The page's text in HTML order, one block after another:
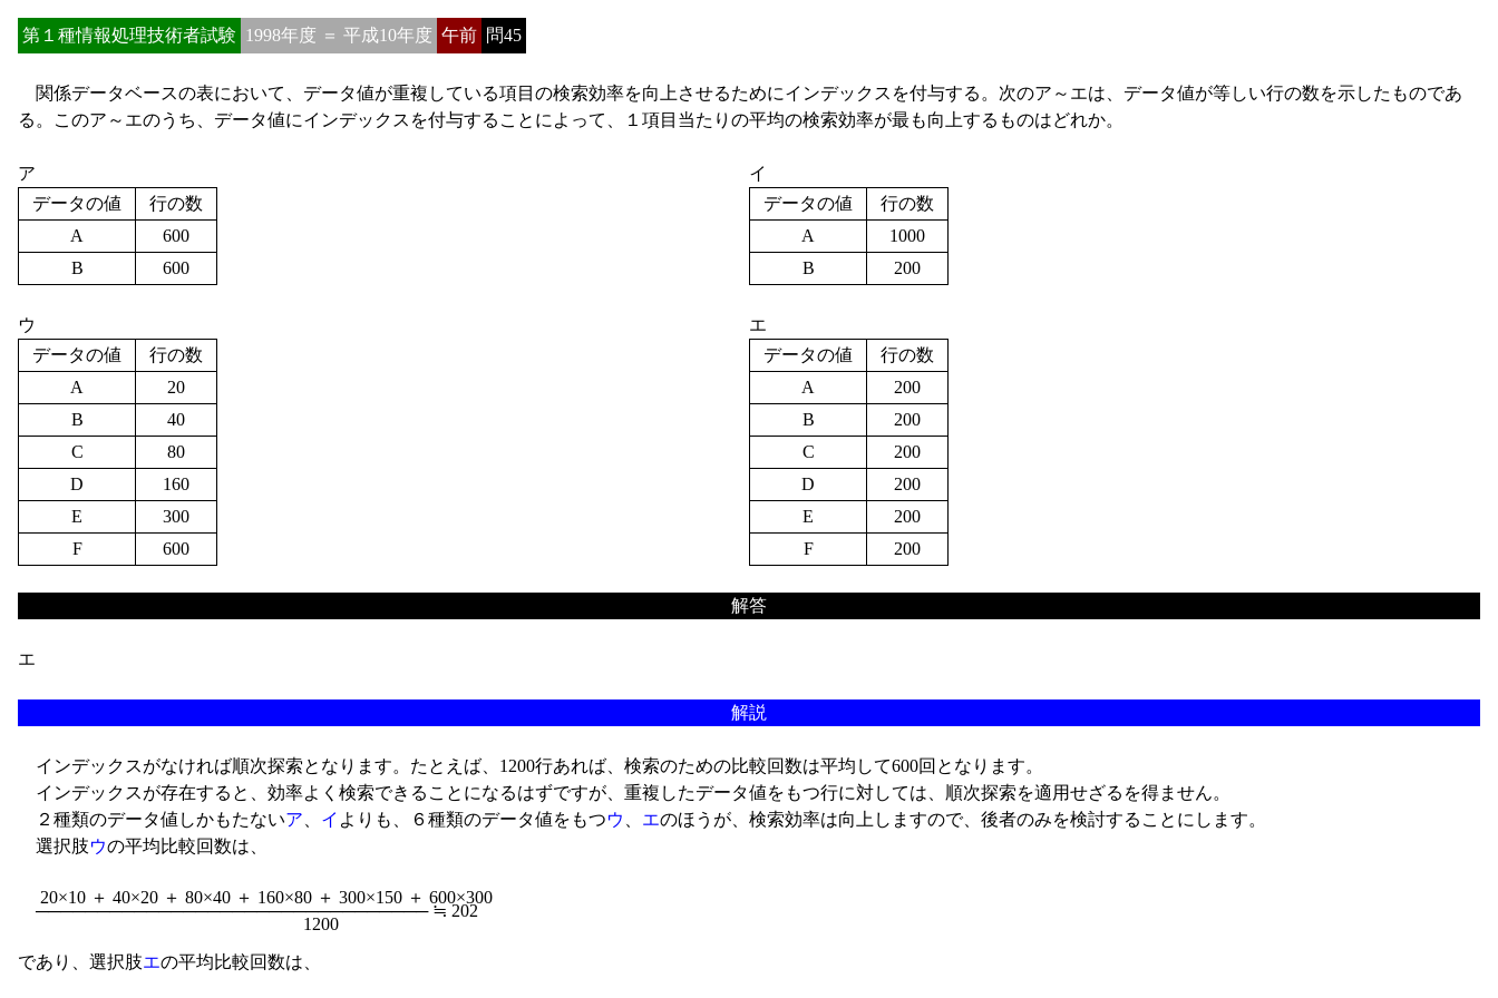
第１種情報処理技術者試験 1998年度 ＝ 平成10年度 午前 問45
関係データベースの表において、データ値が重複している項目の検索効率を向上させるためにインデックスを付与する。次のア～エは、データ値が等しい行の数を示したものであ
る。このア～エのうち、データ値にインデックスを付与することによって、１項目当たりの平均の検索効率が最も向上するものはどれか。
ア
データの値
行の数
A
600
B
600
イ
データの値
行の数
A
1000
B
200
ウ
データの値
行の数
A
20
B
40
C
80
D
160
E
300
F
600
エ
データの値
行の数
A
200
B
200
C
200
D
200
E
200
F
200
解答
エ
解説
インデックスがなければ順次探索となります。たとえば、1200行あれば、検索のための比較回数は平均して600回となります。
インデックスが存在すると、効率よく検索できることになるはずですが、重複したデータ値をもつ行に対しては、順次探索を適用せざるを得ません。
２種類のデータ値しかもたないア イ よりも、６種類のデータ値をもつウ エのほうが、検索効率は向上しますので、後者のみを検討することにします。
選択肢ウの平均比較回数は、
20×10 ＋ 40×20 ＋ 80×40 ＋ 160×80 ＋ 300×150 ＋ 600×300
──────────────────────────────── ≒ 202
であり、選択肢エの平均比較回数は、